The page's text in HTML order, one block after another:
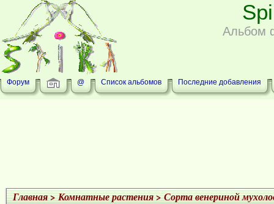
Альбом
Форум @ Список альбомов Последние добавления
Главная>Комнатные растения>Сорта венериной